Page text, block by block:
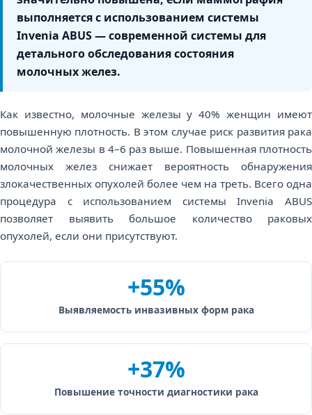
выполняется с использованием системы
Invenia ABUS — современной системы для
детального обследования состояния
молочных желез.
Как известно, молочные железы у 40% женщин имеют
повышенную плотность. В этом случае риск развития рака
молочной железы в 4–6 раз выше. Повышенная плотность
молочных желез снижает вероятность обнаружения
злокачественных опухолей более чем на треть. Всего одна
процедура с использованием системы Invenia ABUS
позволяет выявить большое количество раковых
опухолей, если они присутствуют.
+55%
Выявляемость инвазивных форм рака
+37%
Повышение точности диагностики рака